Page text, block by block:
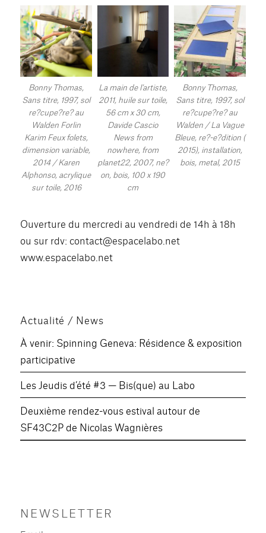
Bonny Thomas,
Sans titre, 1997, sol
re?cupe?re? au
Walden Forlin
Karim Feux folets,
dimension variable,
2014 / Karen
Alphonso, acrylique
sur toile, 2016
La main de l’artiste,
2011, huile sur toile,
56 cm x 30 cm,
Davide Cascio
News from
nowhere, from
planet22, 2007, ne?
on, bois, 100 x 190
cm
Bonny Thomas,
Sans titre, 1997, sol
re?cupe?re? au
Walden / La Vague
Bleue, re?-e?dition (
2015), installation,
bois, metal, 2015
Ouverture du mercredi au vendredi de 14h à 18h
ou sur rdv: contact@espacelabo.net
www.espacelabo.net
Actualité / News
À venir: Spinning Geneva: Résidence & exposition
participative
Les Jeudis d’été #3 — Bis(que) au Labo
Deuxième rendez-vous estival autour de
SF43C2P de Nicolas Wagnières
NEWSLETTER